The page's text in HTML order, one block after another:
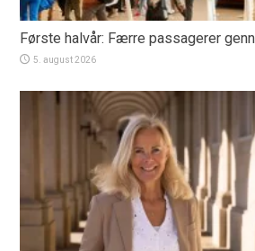
Første halvår: Færre passagerer
5. august 2026